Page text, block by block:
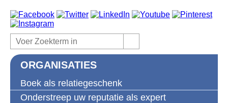
ORGANISATIES
Boek als relatiegeschenk
Onderstreep uw reputatie als expert